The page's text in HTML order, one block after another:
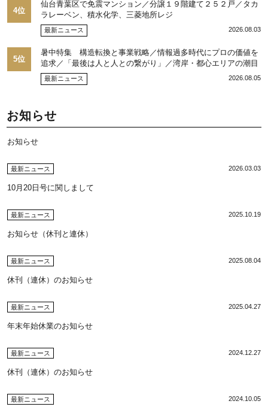
4位
仙台青葉区で免震マンション／分譲１９階建て２５２戸／タカ
ラレーベン、積水化学、三菱地所レジ
最新ニュース 2026.08.03
5位
暑中特集 構造転換と事業戦略／情報過多時代にプロの価値を
追求／「最後は人と人との繋がり」／湾岸・都心エリアの潮目
を注視／“リパーク”次世代展開／三井不動産リアルティ／児玉
光博社長に聞く
最新ニュース 2026.08.05
お知らせ
お知らせ
最新ニュース 2026.03.03
10月20日号に関しまして
最新ニュース 2025.10.19
お知らせ（休刊と連休）
最新ニュース 2025.08.04
休刊（連休）のお知らせ
最新ニュース 2025.04.27
年末年始休業のお知らせ
最新ニュース 2024.12.27
休刊（連休）のお知らせ
最新ニュース 2024.10.05